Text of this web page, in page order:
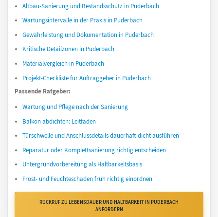
Altbau-Sanierung und Bestandsschutz in Puderbach
Wartungsintervalle in der Praxis in Puderbach
Gewährleistung und Dokumentation in Puderbach
Kritische Detailzonen in Puderbach
Materialvergleich in Puderbach
Projekt-Checkliste für Auftraggeber in Puderbach
Passende Ratgeber:
Wartung und Pflege nach der Sanierung
Balkon abdichten: Leitfaden
Türschwelle und Anschlussdetails dauerhaft dicht ausführen
Reparatur oder Komplettsanierung richtig entscheiden
Untergrundvorbereitung als Haltbarkeitsbasis
Frost- und Feuchteschäden früh richtig einordnen
RÜCKRUF ZU LEBENSDAUER UND HALTBARKEIT IN PUDERBACH
ANFORDERN